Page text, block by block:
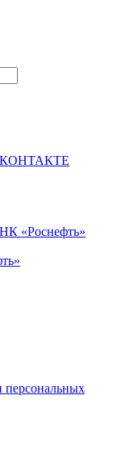
«Роснефть»
персональных